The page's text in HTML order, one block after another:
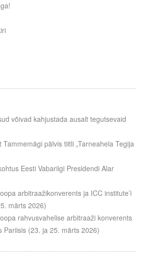
võivad kahjustada ausalt tegutsevaid
pälvis tiitli „Tarneahela Tegija
Eesti Vabariigi Presidendi Alar
arbitraažikonverents ja ICC institute’i
märts 2026)
rahvusvahelise arbitraaži konverents
Pariisis (23. ja 25. märts 2026)